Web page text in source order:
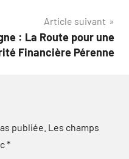
Article suivant
: La Route pour une
Financière Pérenne
publiée. Les champs
*